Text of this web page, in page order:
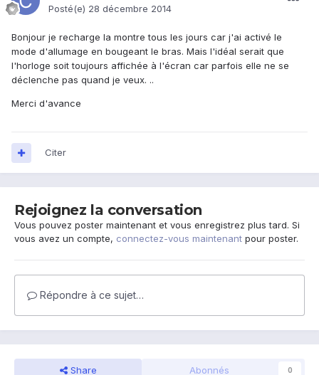
Posté(e) 28 décembre 2014
Bonjour je recharge la montre tous les jours car j'ai activé le
mode d'allumage en bougeant le bras. Mais l'idéal serait que
l'horloge soit toujours affichée à l'écran car parfois elle ne se
déclenche pas quand je veux. ..
Merci d'avance
Citer
Rejoignez la conversation
Vous pouvez poster maintenant et vous enregistrez plus tard. Si
vous avez un compte, connectez-vous maintenant pour poster.
Répondre à ce sujet…
Share Abonnés 0